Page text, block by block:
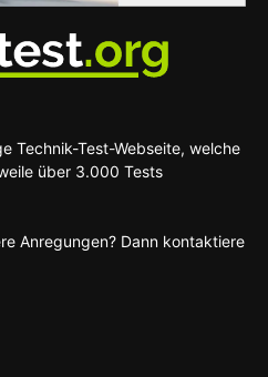
Technik-Test-Webseite, welche
über 3.000 Tests
Anregungen? Dann kontaktiere